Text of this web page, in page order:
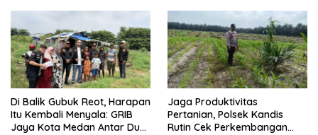
Di Balik Gubuk Reot, Harapan
Itu Kembali Menyala: GRIB
Jaya Kota Medan Antar Dua
Jaga Produktivitas
Pertanian, Polsek Kandis
Rutin Cek Perkembangan